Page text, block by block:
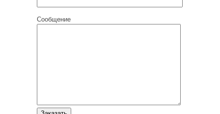
Сообщение